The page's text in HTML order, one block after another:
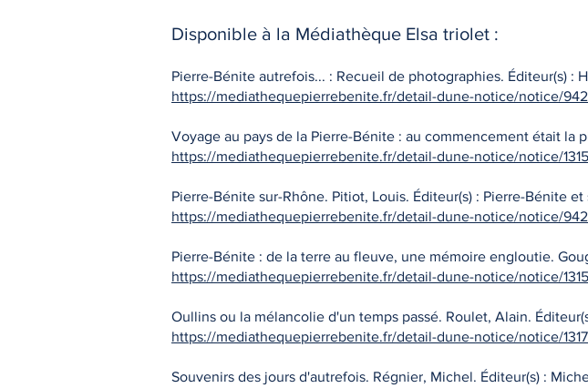
Disponible à la Médiathèque Elsa triolet :
Pierre-Bénite autrefois... : Recueil de photographies. Éditeur(s) :
https://mediathequepierrebenite.fr/detail-dune-notice/notice/
Voyage au pays de la Pierre-Bénite : au commencement était la
https://mediathequepierrebenite.fr/detail-dune-notice/notice/
Pierre-Bénite sur-Rhône. Pitiot, Louis. Éditeur(s) : Pierre-Bénite
https://mediathequepierrebenite.fr/detail-dune-notice/notice/
Pierre-Bénite : de la terre au fleuve, une mémoire engloutie.
https://mediathequepierrebenite.fr/detail-dune-notice/notice/
Oullins ou la mélancolie d'un temps passé. Roulet, Alain.
https://mediathequepierrebenite.fr/detail-dune-notice/notice/
Souvenirs des jours d'autrefois. Régnier, Michel. Éditeur(s) :